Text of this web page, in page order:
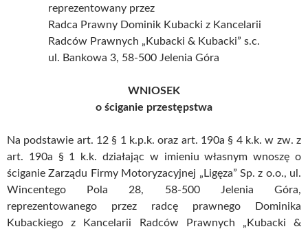
reprezentowany przez
Radca Prawny Dominik Kubacki z Kancelarii
Radców Prawnych „Kubacki & Kubacki” s.c.
ul. Bankowa 3, 58-500 Jelenia Góra
WNIOSEK
o ściganie przestępstwa
Na podstawie art. 12 § 1 k.p.k. oraz art. 190a § 4 k.k. w zw. z
art. 190a § 1 k.k. działając w imieniu własnym wnoszę o
ściganie Zarządu Firmy Motoryzacyjnej „Ligęza” Sp. z o.o., ul.
Wincentego Pola 28, 58-500 Jelenia Góra,
reprezentowanego przez radcę prawnego Dominika
Kubackiego z Kancelarii Radców Prawnych „Kubacki &